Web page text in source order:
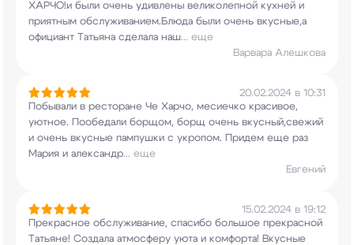
ХАРЧО!и были очень удивлены великолепной кухней и
приятным обслуживанием.Блюда были очень вкусные,а
официант Татьяна сделала наш... еще
Варвара Алешкова
20.02.2024 в 10:31
Побывали в ресторане Че Харчо, месиечко красивое,
уютное. Пообедали борщом, борщ очень вкусный,свежий
и очень вкусные пампушки с укропом. Придем еще раз
Мария и александр... еще
Евгений
15.02.2024 в 19:12
Прекрасное обслуживание, спасибо большое прекрасной
Татьяне! Создала атмосферу уюта и комфорта! Вкусные